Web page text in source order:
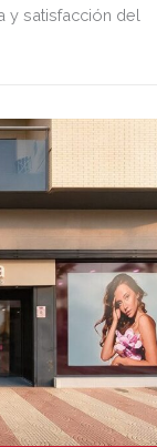
y satisfacción del